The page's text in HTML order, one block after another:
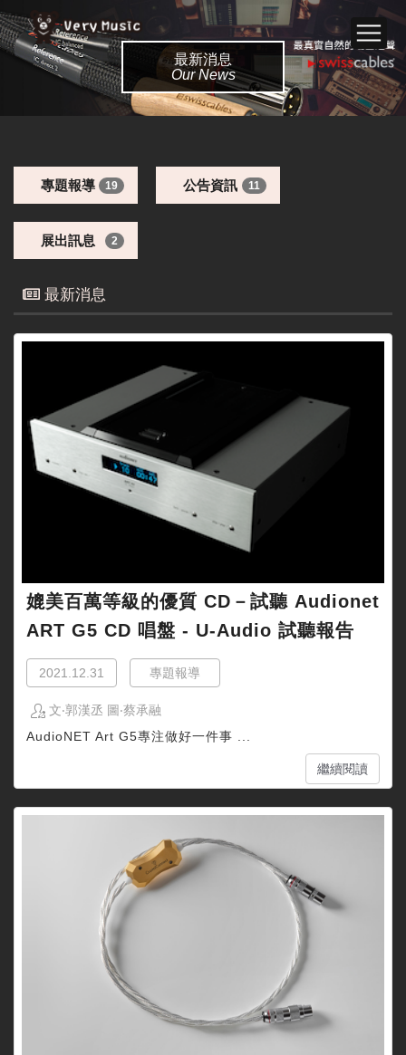
最新消息
Our News
專題報導 19 公告資訊 11
展出訊息 2
最新消息
媲美百萬等級的優質 CD－試聽 Audionet
ART G5 CD 唱盤 - U-Audio 試聽報告
2021.12.31 專題報導
文‧郭漢丞 圖‧蔡承融
AudioNET Art G5專注做好一件事 ...
繼續閱讀